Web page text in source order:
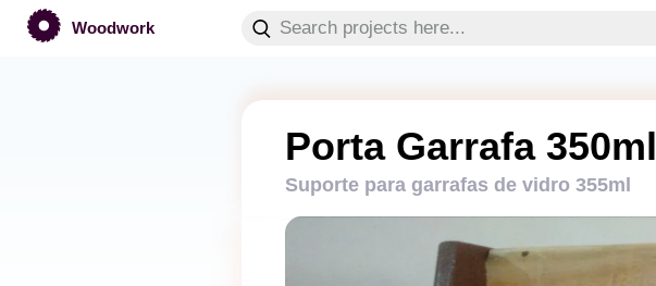
Woodwork
Porta Garrafa 350ml
Suporte para garrafas de vidro 355ml